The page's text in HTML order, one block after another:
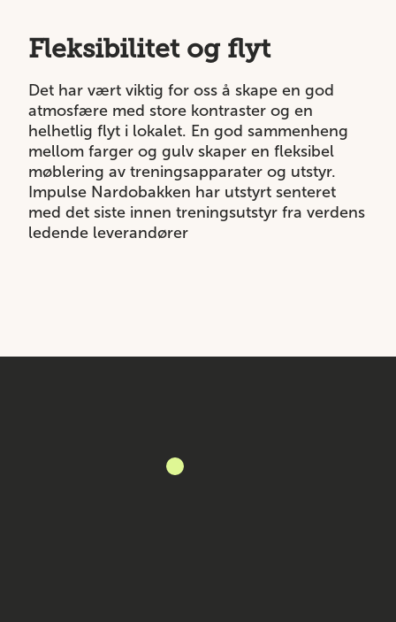
Fleksibilitet og flyt
Det har vært viktig for oss å skape en god
atmosfære med store kontraster og en
helhetlig flyt i lokalet. En god sammenheng
mellom farger og gulv skaper en fleksibel
møblering av treningsapparater og utstyr.
Impulse Nardobakken har utstyrt senteret
med det siste innen treningsutstyr fra verdens
ledende leverandører